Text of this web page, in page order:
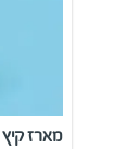
מארז קיץ